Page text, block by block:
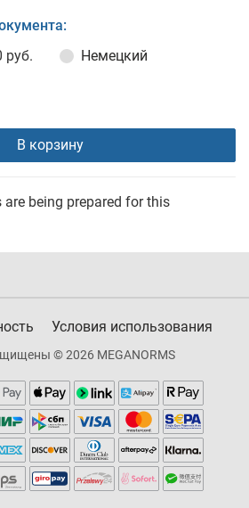
руб. Немецкий
В корзину
being prepared for this
Условия использования
© 2026 MEGANORMS